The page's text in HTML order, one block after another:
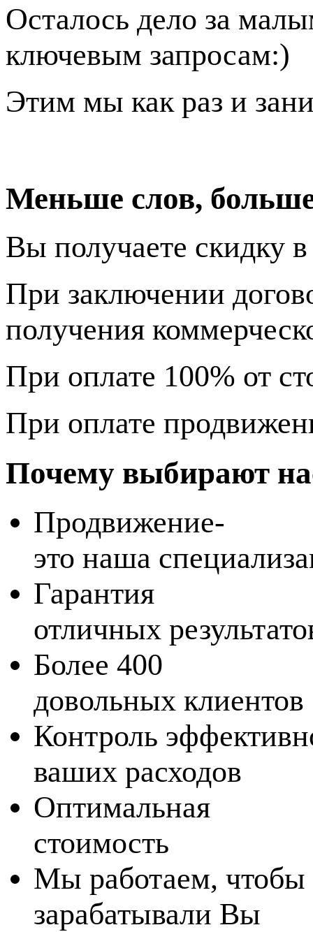
Осталось дело за
ключевым запросам:)
Этим мы как раз и
Меньше слов,
Вы получаете скидку
При заключении
получения
При оплате 100% от
При оплате
Почему выбирают
Продвижение-
это наша
Гарантия
отличных
Более 400
довольных клиентов
Контроль
ваших расходов
Оптимальная
стоимость
Мы работаем, чтобы
зарабатывали Вы